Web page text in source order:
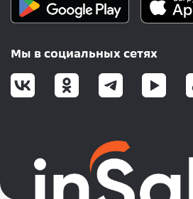
Мы в социальных сетях